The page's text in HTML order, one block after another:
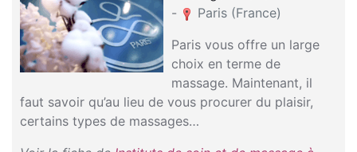
-
Paris (France)
Paris vous offre un large
choix en terme de
massage. Maintenant, il
faut savoir qu’au lieu de vous procurer du plaisir,
certains types de massages…